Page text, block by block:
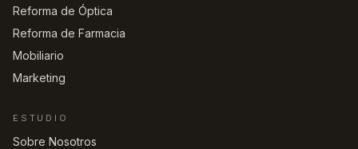
Reforma de Óptica
Reforma de Farmacia
Mobiliario
Marketing
ESTUDIO
Sobre Nosotros